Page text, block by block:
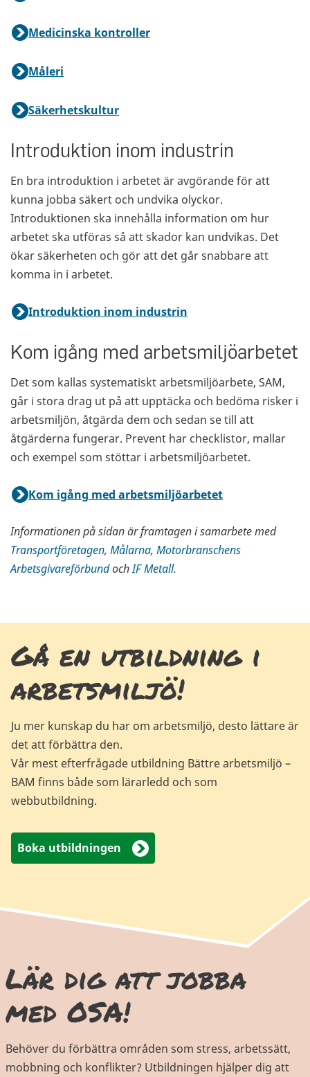
Medicinska kontroller
Måleri
Säkerhetskultur
Introduktion inom industrin
En bra introduktion i arbetet är avgörande för att
kunna jobba säkert och undvika olyckor.
Introduktionen ska innehålla information om hur
arbetet ska utföras så att skador kan undvikas. Det
ökar säkerheten och gör att det går snabbare att
komma in i arbetet.
Introduktion inom industrin
Kom igång med arbetsmiljöarbetet
Det som kallas systematiskt arbetsmiljöarbete, SAM,
går i stora drag ut på att upptäcka och bedöma risker i
arbetsmiljön, åtgärda dem och sedan se till att
åtgärderna fungerar. Prevent har checklistor, mallar
och exempel som stöttar i arbetsmiljöarbetet.
Kom igång med arbetsmiljöarbetet
Informationen på sidan är framtagen i samarbete med
Transportföretagen, Målarna, Motorbranschens
ArbetsgivareförbundochIF Metall.
Gå en utbildning i
arbetsmiljö!
Ju mer kunskap du har om arbetsmiljö, desto lättare är
det att förbättra den.
Vår mest efterfrågade utbildning Bättre arbetsmiljö –
BAM finns både som lärarledd och som
webbutbildning.
Boka utbildningen
Lär dig att jobba
med OSA!
Behöver du förbättra områden som stress, arbetssätt,
mobbning och konflikter? Utbildningen hjälper dig att